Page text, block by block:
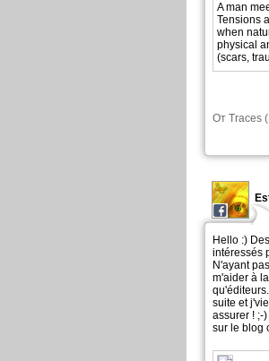
A man
Tensions
when
physical
(scars,
От Traces
Hello :)
intéressés
N'ayant
m'aider à
suite et
assurer ! ;-
sur le blog